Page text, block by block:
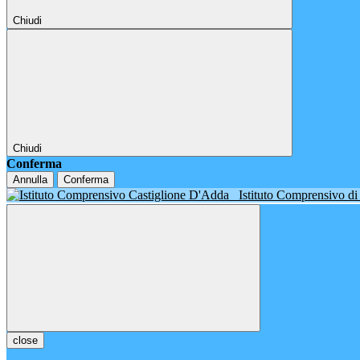
Chiudi
Chiudi
Conferma
Annulla Conferma
Istituto Comprensivo
close